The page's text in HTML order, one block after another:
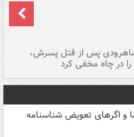
پس از قتل پسرش،
در چاه مخفی کرد
و اگرهای تعویض شناسنامه